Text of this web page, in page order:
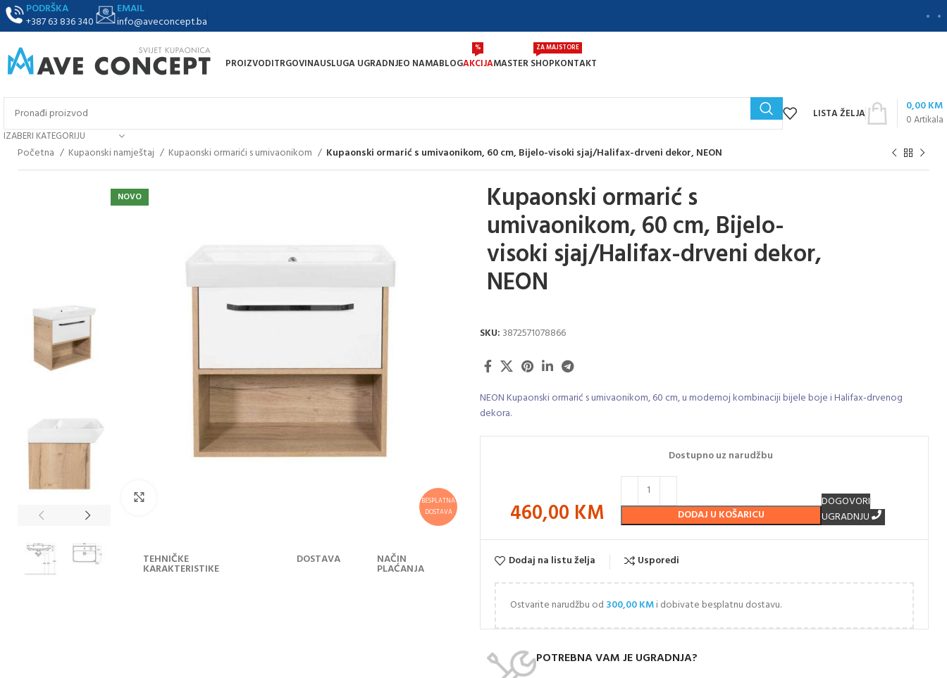
PODRŠKA
+387 63 836 340
EMAIL
info@aveconcept.ba
PROIZVODITRGOVINAUSLUGA UGRADNJEO NAMABLOGAKCIJA
%
MASTER SHOP
ZA MAJSTORE
KONTAKT
IZABERI KATEGORIJU
LISTA ŽELJA 0Artikala
0,00KM
Početna Kupaonski namještaj Kupaonski ormarići s umivaonikom Kupaonski ormarić s umivaonikom, 60 cm, Bijelo-visoki sjaj/Halifax-drveni dekor, NEON
BESPLATNA
DOSTAVA
NOVO
OPIS
PROIZVODA
TEHNIČKE
KARAKTERISTIKE
DOSTAVA NAČIN
PLAĆANJA
Kupaonski ormarić s
umivaonikom, 60 cm, Bijelo-
visoki sjaj/Halifax-drveni dekor,
NEON
SKU: 3872571078866
NEON Kupaonski ormarić s umivaonikom, 60 cm, u modernoj kombinaciji bijele boje i Halifax-drvenog
dekora.
460,00 KM
Dostupno uz narudžbu
DODAJ U KOŠARICU
DOGOVORI
UGRADNJU
Dodaj na listu želja Usporedi
Ostvarite narudžbu od 300,00KMi dobivate besplatnu dostavu.
POTREBNA VAM JE UGRADNJA?